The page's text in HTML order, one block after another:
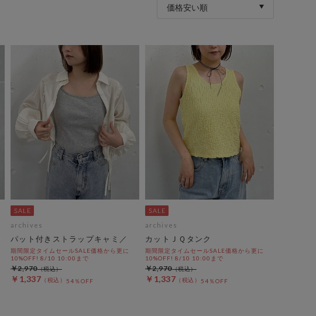
価格安い順
archives
パット付きストラップキャミ／
期間限定タイムセールSALE価格から更に
10%OFF! 8/10 10:00まで
￥1,337 54％OFF
￥2,970
archives
カットＪＱタンク
期間限定タイムセールSALE価格から更に
10%OFF! 8/10 10:00まで
￥1,337 54％OFF
￥2,970